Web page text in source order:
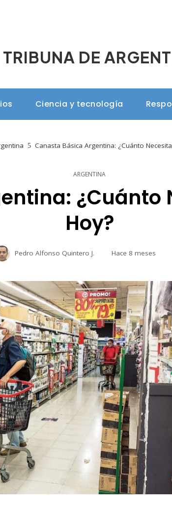
DE
Ciencia y tecnología
Canasta Básica Argentina: ¿Cuánto
ARGENTINA
¿Cuánto
Hoy?
Pedro Alfonso Quintero J. Hace 8 meses